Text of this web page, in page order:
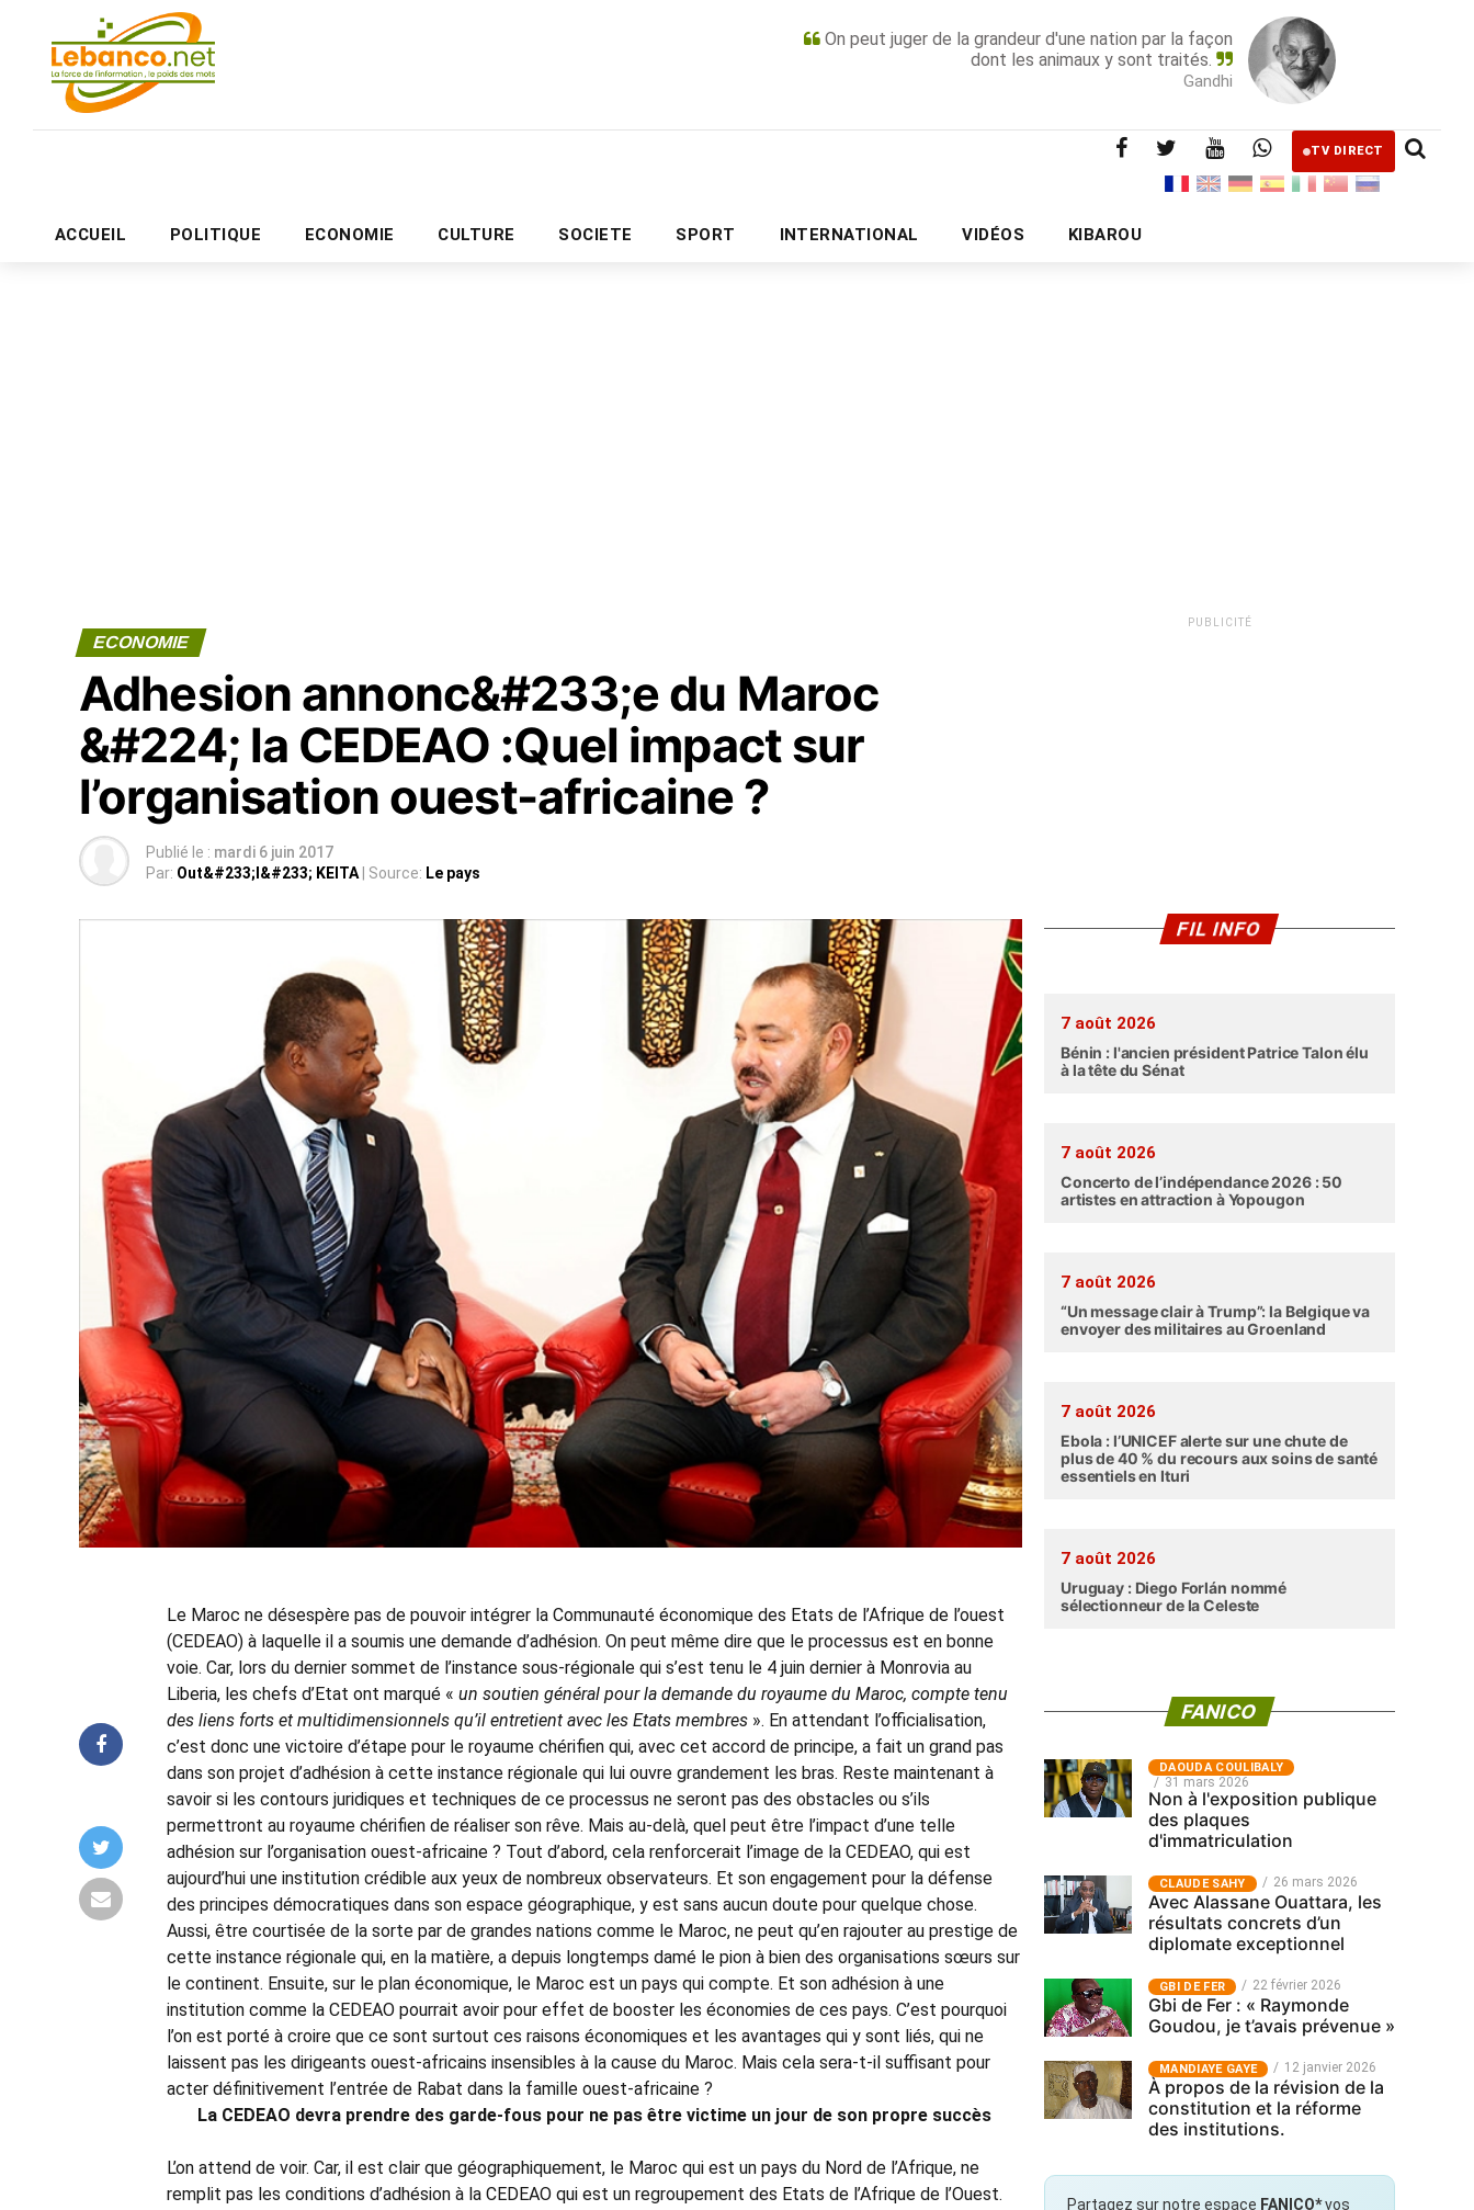
On peut juger de la grandeur d'une nation par la façon
dont les animaux y sont traités.
Gandhi
TV DIRECT
ACCUEIL POLITIQUE ECONOMIE CULTURE SOCIETE SPORT INTERNATIONAL VIDÉOS KIBAROU
PUBLICITÉ
ECONOMIE
Adhesion annonc&#233;e du Maroc
&#224; la CEDEAO :Quel impact sur
l’organisation ouest-africaine ?
Publié le : mardi 6 juin 2017
Par: Out&#233;l&#233; KEITA | Source: Le pays
Le Maroc ne désespère pas de pouvoir intégrer la Communauté économique des Etats de l’Afrique de l’ouest
(CEDEAO) à laquelle il a soumis une demande d’adhésion. On peut même dire que le processus est en bonne
voie. Car, lors du dernier sommet de l’instance sous-régionale qui s’est tenu le 4 juin dernier à Monrovia au
Liberia, les chefs d’Etat ont marqué « un soutien général pour la demande du royaume du Maroc, compte tenu
des liens forts et multidimensionnels qu’il entretient avec les Etats membres ». En attendant l’officialisation,
c’est donc une victoire d’étape pour le royaume chérifien qui, avec cet accord de principe, a fait un grand pas
dans son projet d’adhésion à cette instance régionale qui lui ouvre grandement les bras. Reste maintenant à
savoir si les contours juridiques et techniques de ce processus ne seront pas des obstacles ou s’ils
permettront au royaume chérifien de réaliser son rêve. Mais au-delà, quel peut être l’impact d’une telle
adhésion sur l’organisation ouest-africaine ? Tout d’abord, cela renforcerait l’image de la CEDEAO, qui est
aujourd’hui une institution crédible aux yeux de nombreux observateurs. Et son engagement pour la défense
des principes démocratiques dans son espace géographique, y est sans aucun doute pour quelque chose.
Aussi, être courtisée de la sorte par de grandes nations comme le Maroc, ne peut qu’en rajouter au prestige de
cette instance régionale qui, en la matière, a depuis longtemps damé le pion à bien des organisations sœurs sur
le continent. Ensuite, sur le plan économique, le Maroc est un pays qui compte. Et son adhésion à une
institution comme la CEDEAO pourrait avoir pour effet de booster les économies de ces pays. C’est pourquoi
l’on est porté à croire que ce sont surtout ces raisons économiques et les avantages qui y sont liés, qui ne
laissent pas les dirigeants ouest-africains insensibles à la cause du Maroc. Mais cela sera-t-il suffisant pour
acter définitivement l’entrée de Rabat dans la famille ouest-africaine ?
La CEDEAO devra prendre des garde-fous pour ne pas être victime un jour de son propre succès
L’on attend de voir. Car, il est clair que géographiquement, le Maroc qui est un pays du Nord de l’Afrique, ne
remplit pas les conditions d’adhésion à la CEDEAO qui est un regroupement des Etats de l’Afrique de l’Ouest.
PUBLICITÉ
FIL INFO
7 août 2026
Bénin : l'ancien président Patrice Talon élu
à la tête du Sénat
7 août 2026
Concerto de l’indépendance 2026 : 50
artistes en attraction à Yopougon
7 août 2026
“Un message clair à Trump”: la Belgique va
envoyer des militaires au Groenland
7 août 2026
Ebola : l’UNICEF alerte sur une chute de
plus de 40 % du recours aux soins de santé
essentiels en Ituri
7 août 2026
Uruguay : Diego Forlán nommé
sélectionneur de la Celeste
FANICO
‎DAOUDA COULIBALY
31 mars 2026
Non à l'exposition publique
des plaques
d'immatriculation
CLAUDE SAHY 26 mars 2026
Avec Alassane Ouattara, les
résultats concrets d’un
diplomate exceptionnel
GBI DE FER 22 février 2026
Gbi de Fer : « Raymonde
Goudou, je t’avais prévenue »
MANDIAYE GAYE 12 janvier 2026
À propos de la révision de la
constitution et la réforme
des institutions.
Partagez sur notre espace FANICO*vos